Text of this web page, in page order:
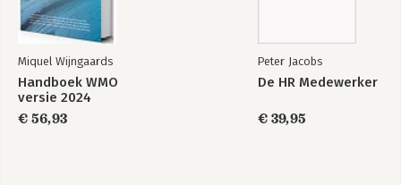
Miquel Wijngaards
Handboek WMO
versie 2024
€ 56,93
Peter Jacobs
De HR Medewerker
€ 39,95